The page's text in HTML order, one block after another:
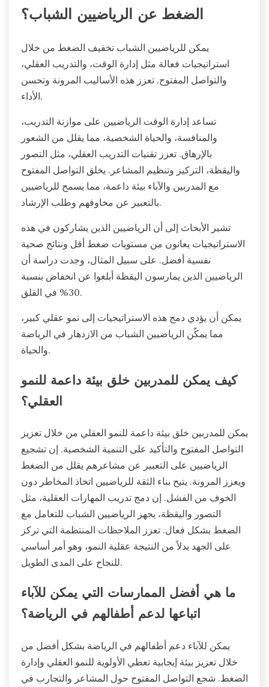
الضغط عن الرياضيين الشباب؟
يمكن للرياضيين الشباب تخفيف الضغط من خلال
استراتيجيات فعالة مثل إدارة الوقت، والتدريب العقلي،
والتواصل المفتوح. تعزز هذه الأساليب المرونة وتحسن
الأداء.
تساعد إدارة الوقت الرياضيين على موازنة التدريب،
والمنافسة، والحياة الشخصية، مما يقلل من الشعور
بالإرهاق. تعزز تقنيات التدريب العقلي، مثل التصور
واليقظة، التركيز وتنظيم المشاعر. يخلق التواصل المفتوح
مع المدربين والآباء بيئة داعمة، مما يسمح للرياضيين
بالتعبير عن مخاوفهم وطلب الإرشاد.
تشير الأبحاث إلى أن الرياضيين الذين يشاركون في هذه
الاستراتيجيات يعانون من مستويات ضغط أقل ونتائج صحية
نفسية أفضل. على سبيل المثال، وجدت دراسة أن
الرياضيين الذين يمارسون اليقظة أبلغوا عن انخفاض بنسبة
30% في القلق.
يمكن أن يؤدي دمج هذه الاستراتيجيات إلى نمو عقلي كبير،
مما يمكّن الرياضيين الشباب من الازدهار في الرياضة
والحياة.
كيف يمكن للمدربين خلق بيئة داعمة للنمو
العقلي؟
يمكن للمدربين خلق بيئة داعمة للنمو العقلي من خلال تعزيز
التواصل المفتوح والتأكيد على التنمية الشخصية. إن تشجيع
الرياضيين على التعبير عن مشاعرهم يقلل من الضغط
ويعزز المرونة. يتيح بناء الثقة للرياضيين اتخاذ المخاطر دون
الخوف من الفشل. إن دمج تدريب المهارات العقلية، مثل
التصور واليقظة، يجهز الرياضيين الشباب للتعامل مع
الضغط بشكل فعال. تعزز الملاحظات المنتظمة التي تركز
على الجهد بدلاً من النتيجة عقلية النمو، وهو أمر أساسي
للنجاح على المدى الطويل.
ما هي أفضل الممارسات التي يمكن للآباء
اتباعها لدعم أطفالهم في الرياضة؟
يمكن للآباء دعم أطفالهم في الرياضة بشكل أفضل من
خلال تعزيز بيئة إيجابية تعطي الأولوية للنمو العقلي وإدارة
الضغط. شجع التواصل المفتوح حول المشاعر والتجارب في